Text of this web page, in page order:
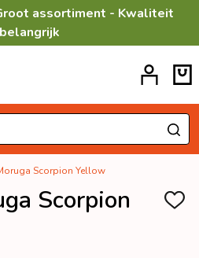
assortiment - Kwaliteit
Scorpion Yellow
Scorpion